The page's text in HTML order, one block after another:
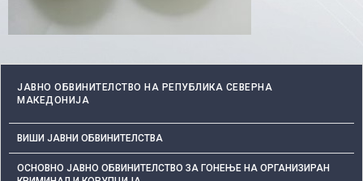
ЈАВНО ОБВИНИТЕЛСТВО НА РЕПУБЛИКА СЕВЕРНА
МАКЕДОНИЈА
ВИШИ ЈАВНИ ОБВИНИТЕЛСТВА
ОСНОВНО ЈАВНО ОБВИНИТЕЛСТВО ЗА ГОНЕЊЕ НА ОРГАНИЗИРАН